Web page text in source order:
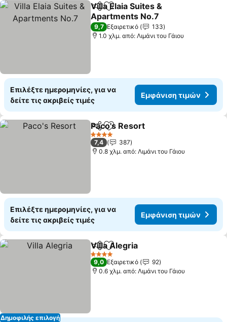
Κοινοποίηση
Προσθήκη στα αγαπημένα
Villa Elaia Suites &
Apartments No.7
9,7 Εξαιρετικό
133
1.0 χλμ. από: Λιμάνι του Γάιου
Επιλέξτε ημερομηνίες, για να
δείτε τις ακριβείς τιμές
Εμφάνιση τιμών
Κοινοποίηση
Προσθήκη στα αγαπημένα
Paco's Resort
4 Αστέρια
7,4
387
0.8 χλμ. από: Λιμάνι του Γάιου
Επιλέξτε ημερομηνίες, για να
δείτε τις ακριβείς τιμές
Εμφάνιση τιμών
Δημοφιλής επιλογή
Κοινοποίηση
Προσθήκη στα αγαπημένα
Villa Alegria
4 Αστέρια
9,0 Εξαιρετικό
92
0.6 χλμ. από: Λιμάνι του Γάιου